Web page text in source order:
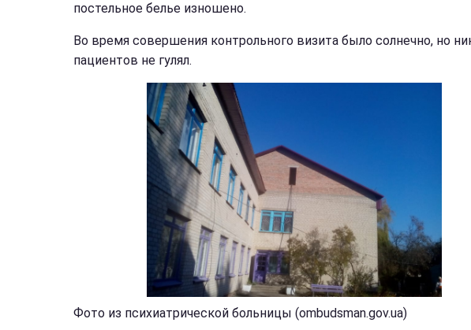
постельное белье изношено.
Во время совершения контрольного визита было солнечно, но
пациентов не гулял.
Фото из психиатрической больницы (ombudsman.gov.ua)